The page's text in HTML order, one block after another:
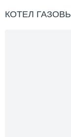
КОТЕЛ